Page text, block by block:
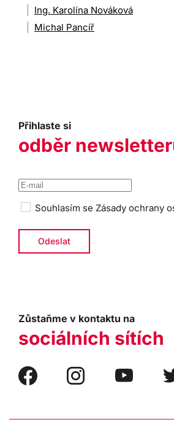
Ing. Karolína Nováková
Michal Pancíř
Přihlaste si
odběr
Souhlasím se Zásady ochrany
Zůstaňme v kontaktu na
sociálních sítích